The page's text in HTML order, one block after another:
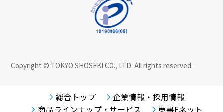
Copyright © TOKYO SHOSEKI CO., LTD. All rights reserved.
総合トップ
企業情報・採用情報
商品ラインナップ・サービス
東書Eネット